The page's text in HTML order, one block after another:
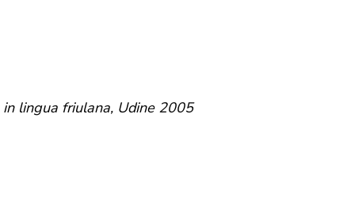
in lingua friulana, Udine 2005